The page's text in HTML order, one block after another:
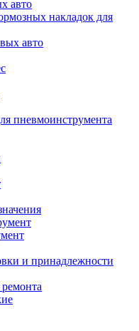
авто
накладок для
авто
пневмоинструмента
и принадлежности